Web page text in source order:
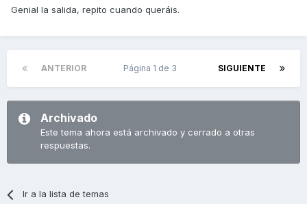
Genial la salida, repito cuando queráis.
ANTERIOR SIGUIENTE
Página 1 de 3
Archivado
Este tema ahora está archivado y cerrado a otras
respuestas.
Ir a la lista de temas